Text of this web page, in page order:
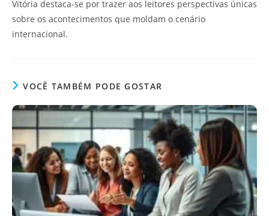
Vitória destaca-se por trazer aos leitores perspectivas únicas
sobre os acontecimentos que moldam o cenário
internacional.
VOCÊ TAMBÉM PODE GOSTAR